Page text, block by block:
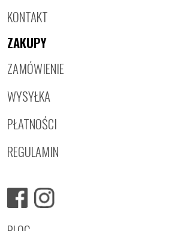
KONTAKT
ZAKUPY
ZAMÓWIENIE
WYSYŁKA
PŁATNOŚCI
REGULAMIN